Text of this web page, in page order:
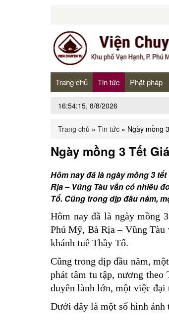
Trang chủ Tin tức Phật pháp
16:54:15, 8/8/2026
Trang chủ » Tin tức » Ngày mồng
Ngày mồng 3 Tết
Hôm nay đã là ngày mồng 3
Rịa – Vũng Tàu vẫn có nhiều
Tổ. Cũng trong dịp đầu năm,
Hôm nay đã là ngày mồng
Phú Mỹ, Bà Rịa – Vũng Tàu
khánh tuế Thầy Tổ.
Cũng trong dịp đầu năm,
phát tâm tu tập, nương theo
duyên lành lớn, một việc đại
Dưới đây là một số hình ảnh